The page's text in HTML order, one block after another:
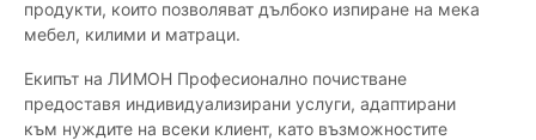
продукти, които позволяват дълбоко изпиране на мека
мебел, килими и матраци.
Екипът на ЛИМОН Професионално почистване
предоставя индивидуализирани услуги, адаптирани
към нуждите на всеки клиент, като възможностите